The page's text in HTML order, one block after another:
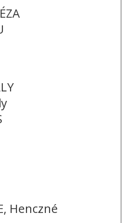
Henczné